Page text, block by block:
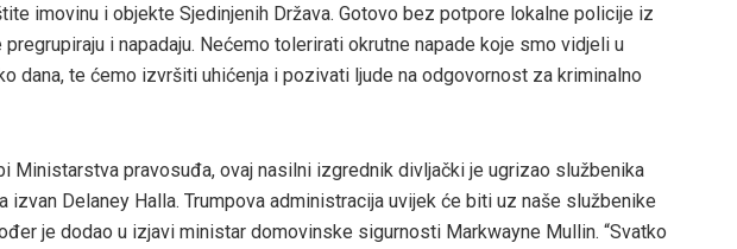
imovinu i objekte Sjedinjenih Država. Gotovo bez potpore lokalne policije iz
i napadaju. Nećemo tolerirati okrutne napade koje smo vidjeli u
dana, te ćemo izvršiti uhićenja i pozivati ​​ljude na odgovornost za kriminalno
Ministarstva pravosuđa, ovaj nasilni izgrednik divljački je ugrizao službenika
izvan Delaney Halla. Trumpova administracija uvijek će biti uz naše službenike
je dodao u izjavi ministar domovinske sigurnosti Markwayne Mullin. “Svatko